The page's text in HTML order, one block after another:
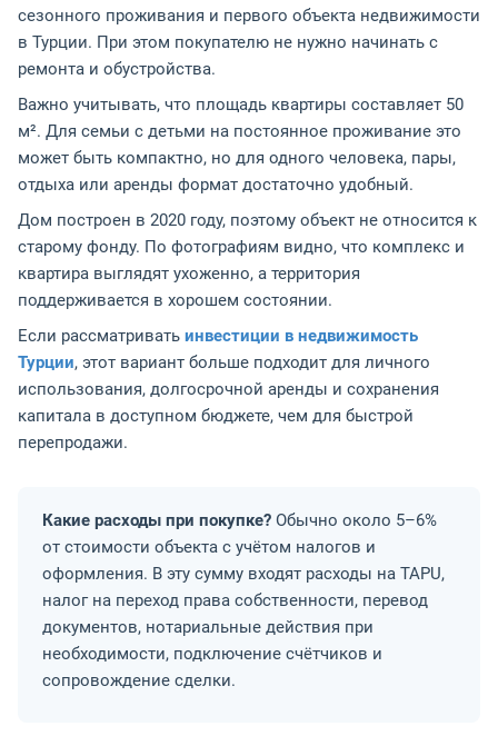
сезонного проживания и первого объекта недвижимости
в Турции. При этом покупателю не нужно начинать с
ремонта и обустройства.
Важно учитывать, что площадь квартиры составляет 50
м². Для семьи с детьми на постоянное проживание это
может быть компактно, но для одного человека, пары,
отдыха или аренды формат достаточно удобный.
Дом построен в 2020 году, поэтому объект не относится к
старому фонду. По фотографиям видно, что комплекс и
квартира выглядят ухоженно, а территория
поддерживается в хорошем состоянии.
Если рассматривать инвестиции в недвижимость
Турции, этот вариант больше подходит для личного
использования, долгосрочной аренды и сохранения
капитала в доступном бюджете, чем для быстрой
перепродажи.
Какие расходы при покупке? Обычно около 5–6%
от стоимости объекта с учётом налогов и
оформления. В эту сумму входят расходы на TAPU,
налог на переход права собственности, перевод
документов, нотариальные действия при
необходимости, подключение счётчиков и
сопровождение сделки.